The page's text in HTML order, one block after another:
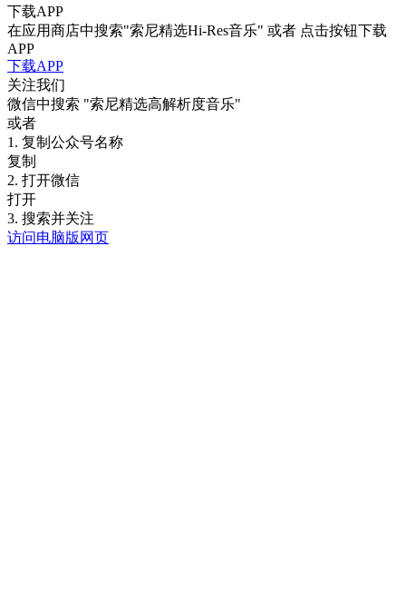
下载APP
在应用商店中搜索"索尼精选Hi-Res音乐" 或者 点击按钮下载
APP
下载APP
关注我们
微信中搜索 "索尼精选高解析度音乐"
或者
1. 复制公众号名称
复制
2. 打开微信
打开
3. 搜索并关注
访问电脑版网页